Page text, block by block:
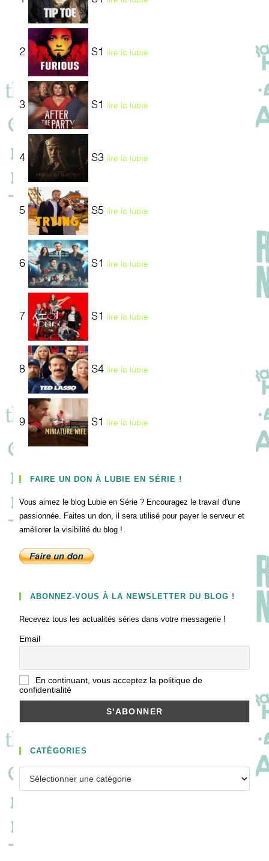
2 S1 lire la lubie
3 S1 lire la lubie
4 S3 lire la lubie
5 S5 lire la lubie
6 S1 lire la lubie
7 S1 lire la lubie
8 S4 lire la lubie
9 S1 lire la lubie
FAIRE UN DON À LUBIE EN SÉRIE !
Vous aimez le blog Lubie en Série ? Encouragez le travail d'une
passionnée. Faites un don, il sera utilisé pour payer le serveur et
améliorer la visibilité du blog !
ABONNEZ-VOUS À LA NEWSLETTER DU BLOG !
Recevez tous les actualités séries dans votre messagerie !
Email
En continuant, vous acceptez la politique de
confidentialité
CATÉGORIES